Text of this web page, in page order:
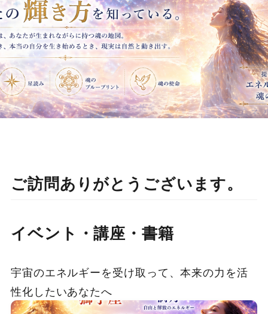
ご訪問ありがとうございます。
イベント・講座・書籍
宇宙のエネルギーを受け取って、本来の力を活
性化したいあなたへ